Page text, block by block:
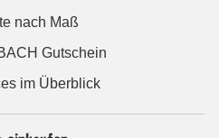
nach Maß
Gutschein
im Überblick